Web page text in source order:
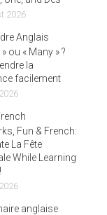
2026
Anglais
ou « Many » ?
la
facilement
Fun & French:
La Fête
While Learning
anglaise